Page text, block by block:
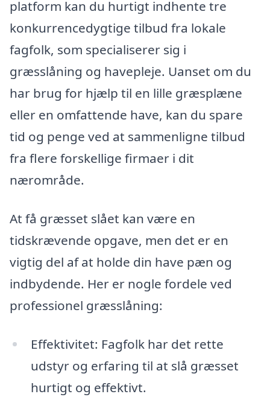
platform kan du hurtigt indhente tre
konkurrencedygtige tilbud fra lokale
fagfolk, som specialiserer sig i
græsslåning og havepleje. Uanset om du
har brug for hjælp til en lille græsplæne
eller en omfattende have, kan du spare
tid og penge ved at sammenligne tilbud
fra flere forskellige firmaer i dit
nærområde.
At få græsset slået kan være en
tidskrævende opgave, men det er en
vigtig del af at holde din have pæn og
indbydende. Her er nogle fordele ved
professionel græsslåning:
Effektivitet: Fagfolk har det rette
udstyr og erfaring til at slå græsset
hurtigt og effektivt.